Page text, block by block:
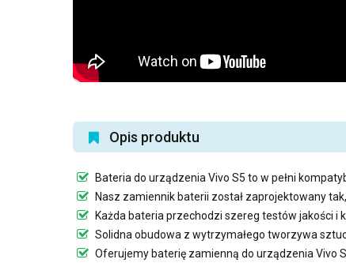
Opis produktu
Bateria do urządzenia Vivo S5 to w pełni
Nasz zamiennik baterii został zaprojektowany
Każda bateria przechodzi szereg testów jakości i
Solidna obudowa z wytrzymałego tworzywa
Oferujemy baterię zamienną do urządzenia Vivo